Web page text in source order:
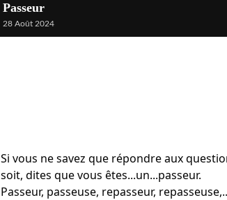
Passeur
28 Août 2024
Si vous ne savez que répondre aux
soit, dites que vous êtes...un...passeur.
Passeur, passeuse, repasseur,